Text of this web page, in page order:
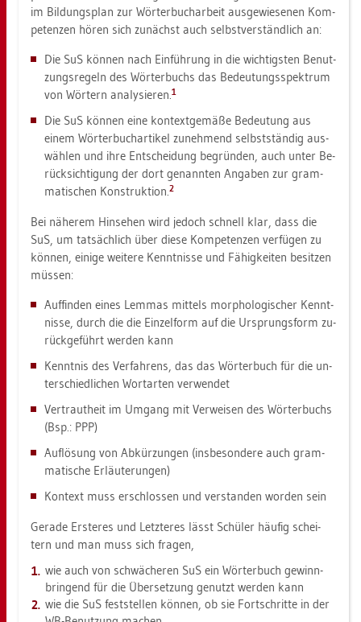
im Bil­dungs­plan zur Wör­ter­buch­ar­beit aus­ge­wie­se­nen Kom­
pe­ten­zen hören sich zu­nächst auch selbst­ver­ständ­lich an:
Die SuS kön­nen nach Ein­füh­rung in die wich­tigs­ten Be­nut­
zungs­re­geln des Wör­ter­buchs das Be­deu­tungs­spek­trum
von Wör­tern ana­ly­sie­ren.1
Die SuS kön­nen eine kon­text­ge­mä­ße Be­deu­tung aus
einem Wör­ter­buch­ar­ti­kel zu­neh­mend selbst­stän­dig aus­
wäh­len und ihre Ent­schei­dung be­grün­den, auch unter Be­
rück­sich­ti­gung der dort ge­nann­ten An­ga­ben zur gram­
ma­ti­schen Kon­struk­ti­on.2
Bei nä­he­rem Hin­se­hen wird je­doch schnell klar, dass die
SuS, um tat­säch­lich über diese Kom­pe­ten­zen ver­fü­gen zu
kön­nen, ei­ni­ge wei­te­re Kennt­nis­se und Fä­hig­kei­ten be­sit­zen
müs­sen:
Auf­fin­den eines Lem­mas mit­tels mor­pho­lo­gi­scher Kennt­
nis­se, durch die die Ein­zel­form auf die Ur­sprungs­form zu­
rück­ge­führt wer­den kann
Kennt­nis des Ver­fah­rens, das das Wör­ter­buch für die un­
ter­schied­li­chen Wort­ar­ten ver­wen­det
Ver­traut­heit im Um­gang mit Ver­wei­sen des Wör­ter­buchs
(Bsp.: PPP)
Auf­lö­sung von Ab­kür­zun­gen (ins­be­son­de­re auch gram­
ma­ti­sche Er­läu­te­run­gen)
Kon­text muss er­schlos­sen und ver­stan­den wor­den sein
Ge­ra­de Ers­te­res und Letz­te­res lässt Schü­ler häu­fig schei­
tern und man muss sich fra­gen,
wie auch von schwä­che­ren SuS ein Wör­ter­buch ge­winn­
brin­gend für die Über­set­zung ge­nutzt wer­den kann
wie die SuS fest­stel­len kön­nen, ob sie Fort­schrit­te in der